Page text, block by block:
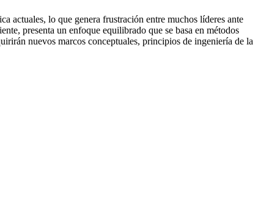
actuales, lo que genera frustración entre muchos líderes ante
presenta un enfoque equilibrado que se basa en métodos
nuevos marcos conceptuales, principios de ingeniería de la